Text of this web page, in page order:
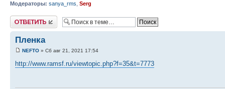
Модераторы: sanya_rms Serg
Ответить
Пленка
NEFTO » Сб авг 21, 2021 17:54
http://www.ramsf.ru/viewtopic.php?f=35&t=7773